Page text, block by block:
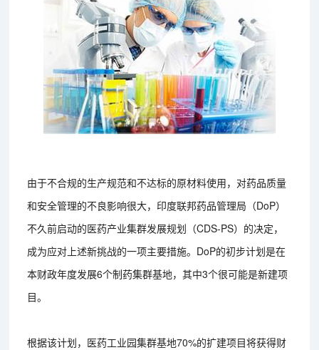
由于不合规的生产规范和不达标的原材料使用，对药品质量
和安全管理的不良影响很大，印度联邦药品管理局（DoP）
不久前启动的医药产业集群发展规划（CDS-PS）的决定，
成为应对上述新挑战的一项主要措施。DoP的初步计划是在
本财政年度发展6个制药集群基地，其中3个很可能是新建项
目。
根据该计划，医药工业园集群基地70%的扩建项目将获得财